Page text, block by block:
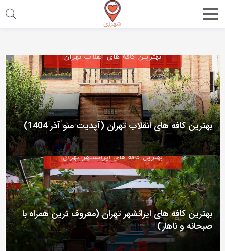
اشتراک
با
استفاده
از
روش‌های
زیر
می‌توانید
این
صفحه
را
با
دوستان
خود
به
بهترین کافه های انقلاب تهران (آپدیت منو آذر 1404)
بهترین کافه های ایرانشهر تهران (معروف ترین همراه با
صبحانه و ناهار)